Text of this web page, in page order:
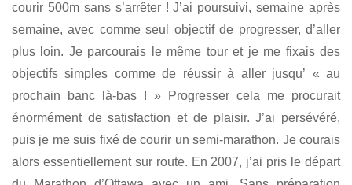
courir 500m sans s’arrêter ! J’ai poursuivi, semaine après
semaine, avec comme seul objectif de progresser, d’aller
plus loin. Je parcourais le même tour et je me fixais des
objectifs simples comme de réussir à aller jusqu’ « au
prochain banc là-bas ! » Progresser cela me procurait
énormément de satisfaction et de plaisir. J’ai persévéré,
puis je me suis fixé de courir un semi-marathon. Je courais
alors essentiellement sur route. En 2007, j’ai pris le départ